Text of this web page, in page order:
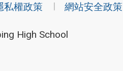
私權政策 網站安全政策
High School